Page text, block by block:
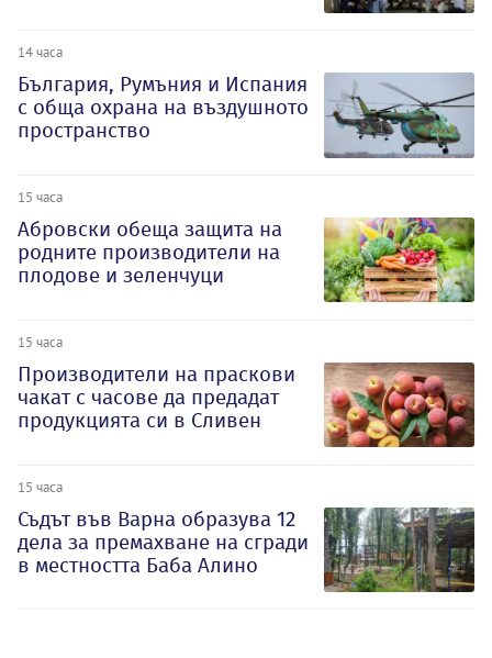
14 часа
България, Румъния и Испания
с обща охрана на въздушното
пространство
15 часа
Абровски обеща защита на
родните производители на
плодове и зеленчуци
15 часа
Производители на праскови
чакат с часове да предадат
продукцията си в Сливен
15 часа
Съдът във Варна образува 12
дела за премахване на сгради
в местността Баба Алино